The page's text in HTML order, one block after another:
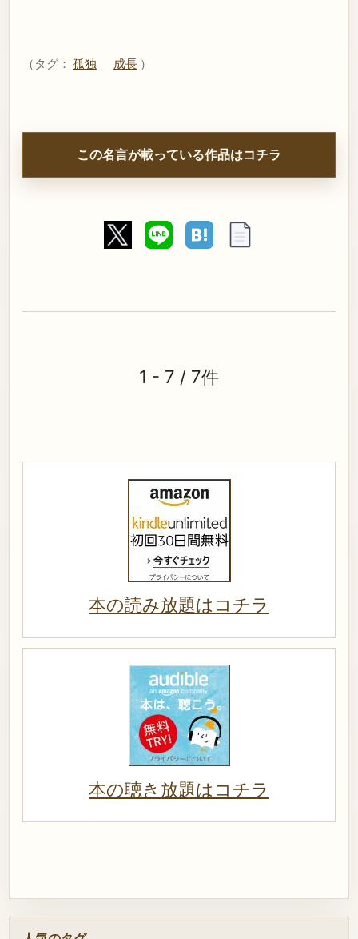
（タグ： 孤独 成長 ）
この名言が載っている作品はコチラ
1 - 7 / 7件
本の読み放題はコチラ
本の聴き放題はコチラ